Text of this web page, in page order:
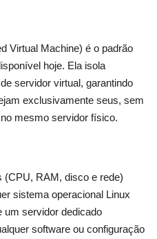
Virtual Machine) é o padrão
hoje. Ela isola
servidor virtual, garantindo
exclusivamente seus, sem
mesmo servidor físico.
(CPU, RAM, disco e rede)
sistema operacional Linux
um servidor dedicado
software ou configuração